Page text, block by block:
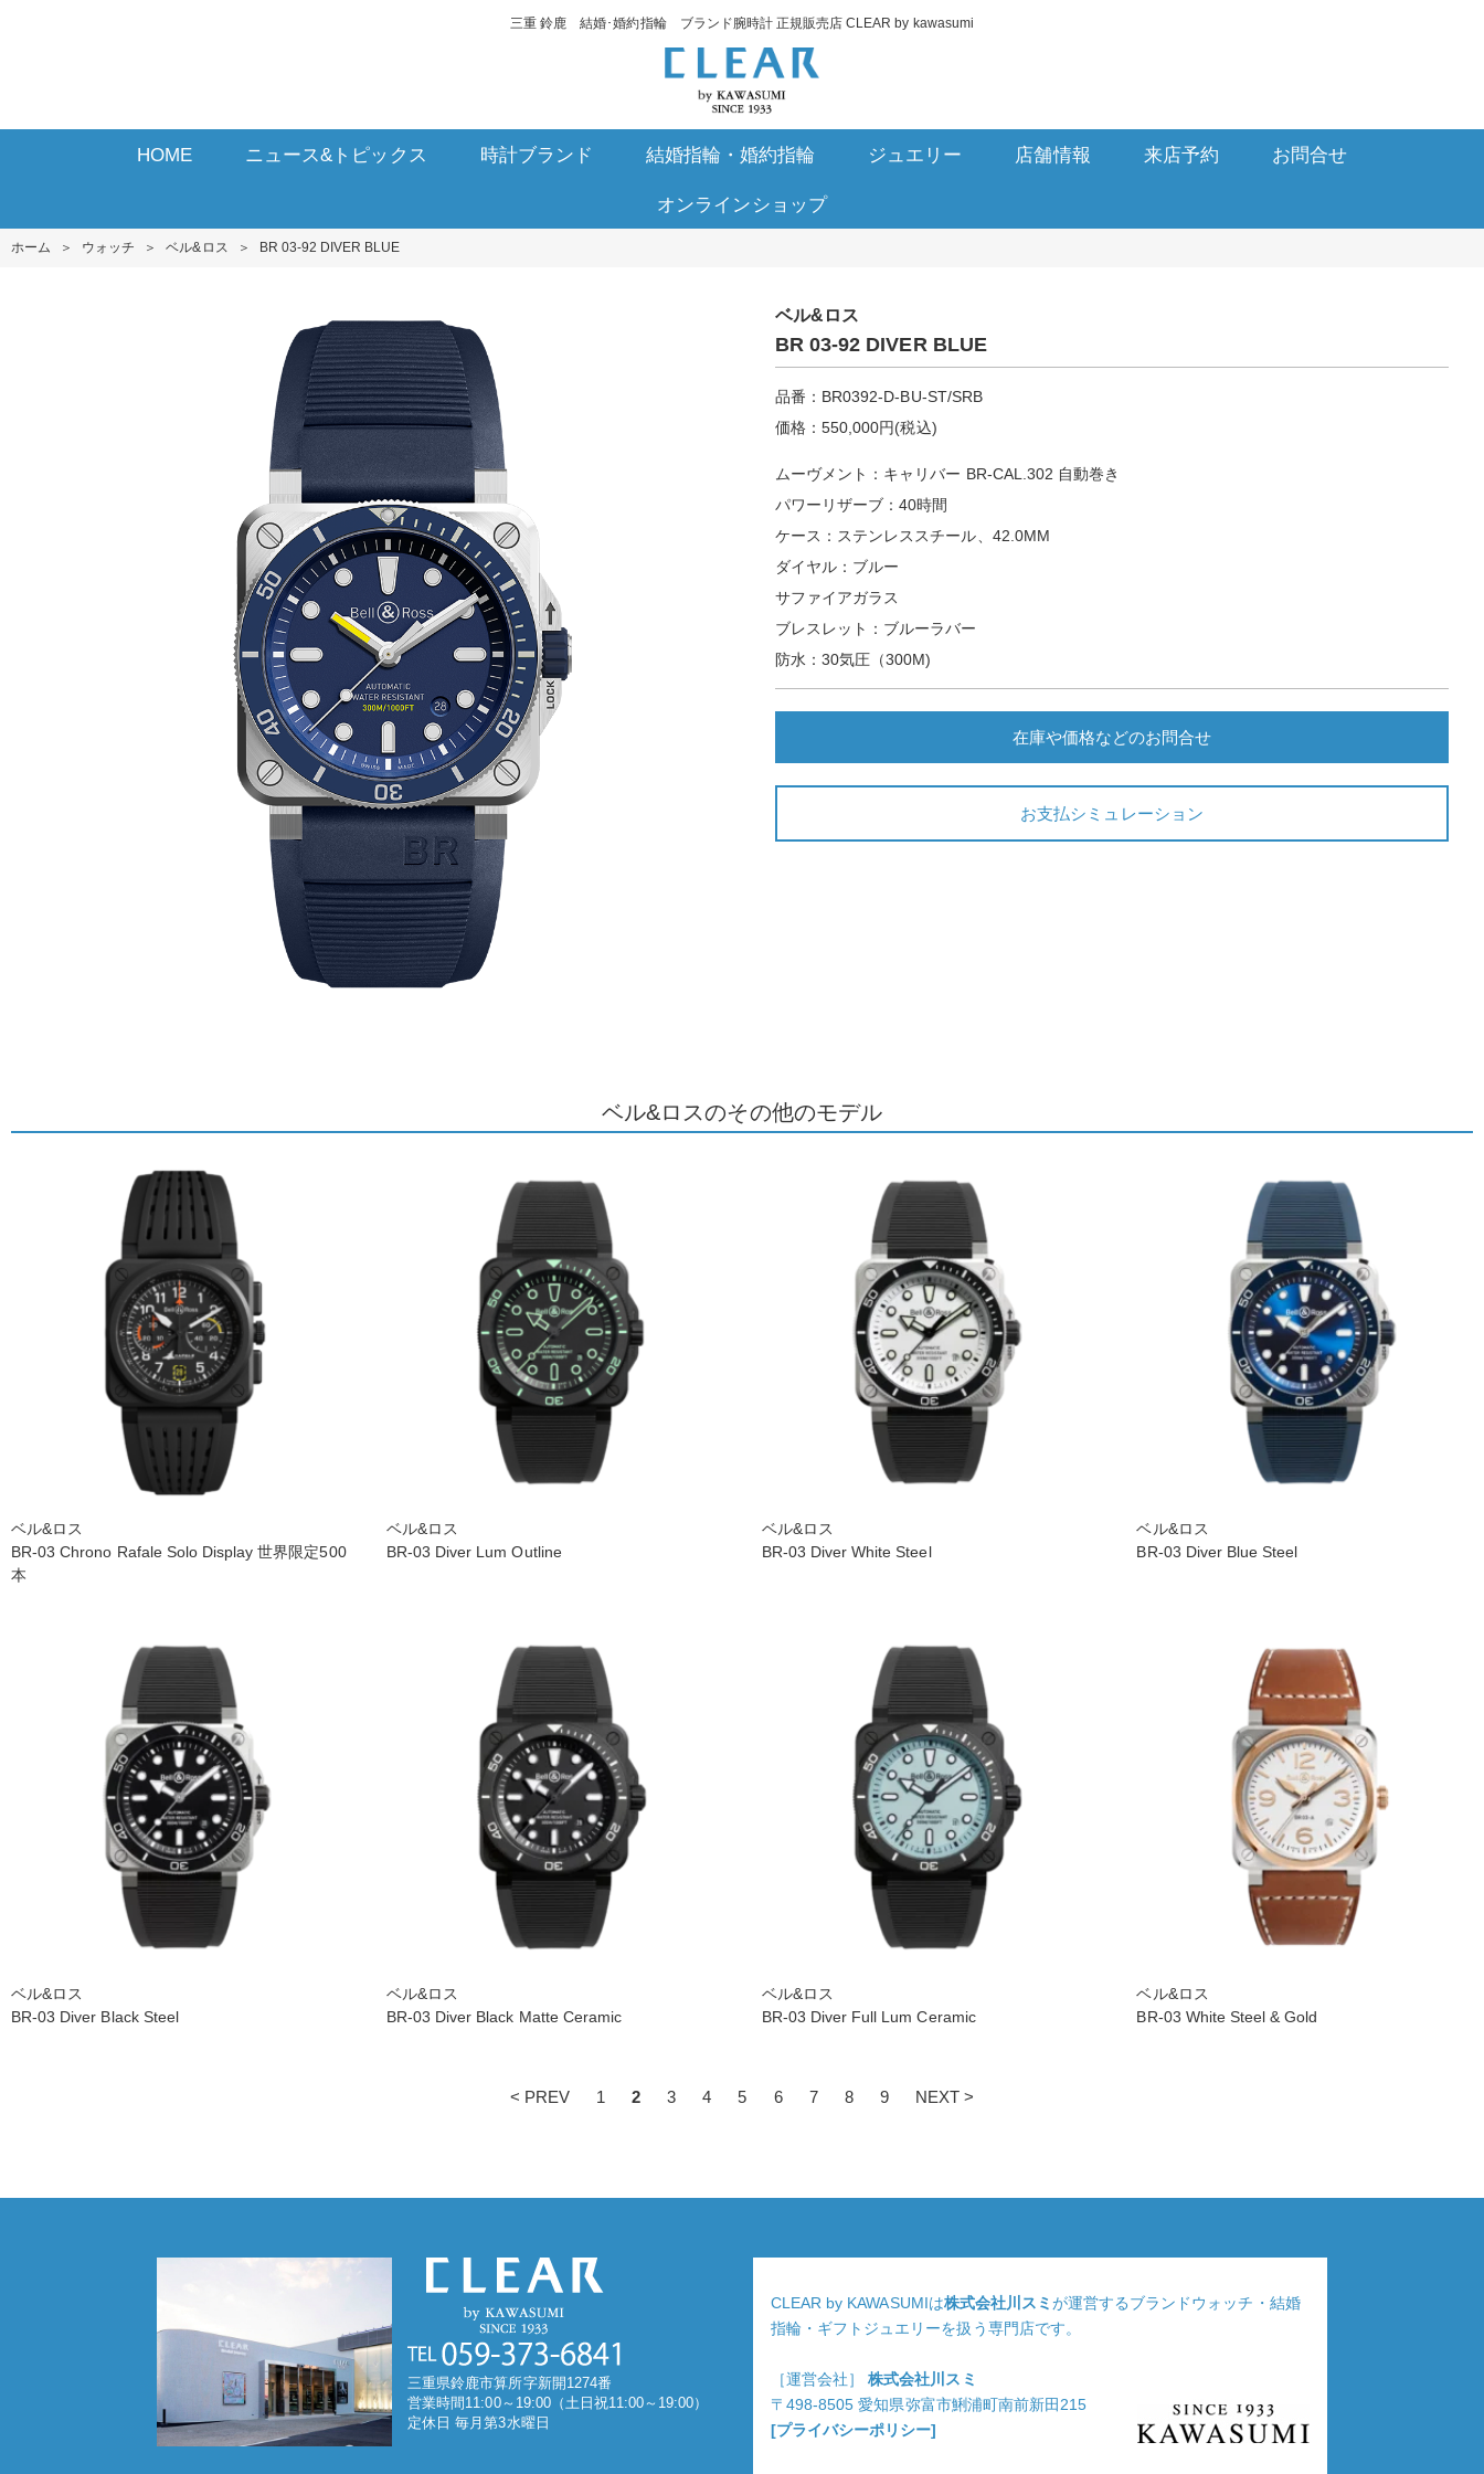
三重 鈴鹿 結婚･婚約指輪 ブランド腕時計 正規販売店 CLEAR by kawasumi
HOME ニュース&トピックス 時計ブランド 結婚指輪・婚約指輪 ジュエリー 店舗情報 来店予約 お問合せ
オンラインショップ
ホーム ＞ ウォッチ ＞ ベル&ロス ＞ BR 03-92 DIVER BLUE
ベル&ロス
BR 03-92 DIVER BLUE
品番：BR0392-D-BU-ST/SRB
価格：550,000円(税込)
ムーヴメント：キャリバー BR-CAL.302 自動巻き
パワーリザーブ：40時間
ケース：ステンレススチール、42.0MM
ダイヤル：ブルー
サファイアガラス
ブレスレット：ブルーラバー
防水：30気圧（300M)
在庫や価格などのお問合せ
お支払シミュレーション
ベル&ロスのその他のモデル
ベル&ロス
BR-03 Chrono Rafale Solo Display 世界限定500
本
ベル&ロス
BR-03 Diver Lum Outline
ベル&ロス
BR-03 Diver White Steel
ベル&ロス
BR-03 Diver Blue Steel
ベル&ロス
BR-03 Diver Black Steel
ベル&ロス
BR-03 Diver Black Matte Ceramic
ベル&ロス
BR-03 Diver Full Lum Ceramic
ベル&ロス
BR-03 White Steel & Gold
< PREV 1 2 3 4 5 6 7 8 9 NEXT >
三重県鈴鹿市算所字新開1274番
営業時間11:00～19:00（土日祝11:00～19:00）
定休日 毎月第3水曜日
CLEAR by KAWASUMIは株式会社川スミが運営するブランドウォッチ・結婚
指輪・ギフトジュエリーを扱う専門店です。
［運営会社］株式会社川スミ
〒498-8505 愛知県弥富市鯏浦町南前新田215
[プライバシーポリシー]